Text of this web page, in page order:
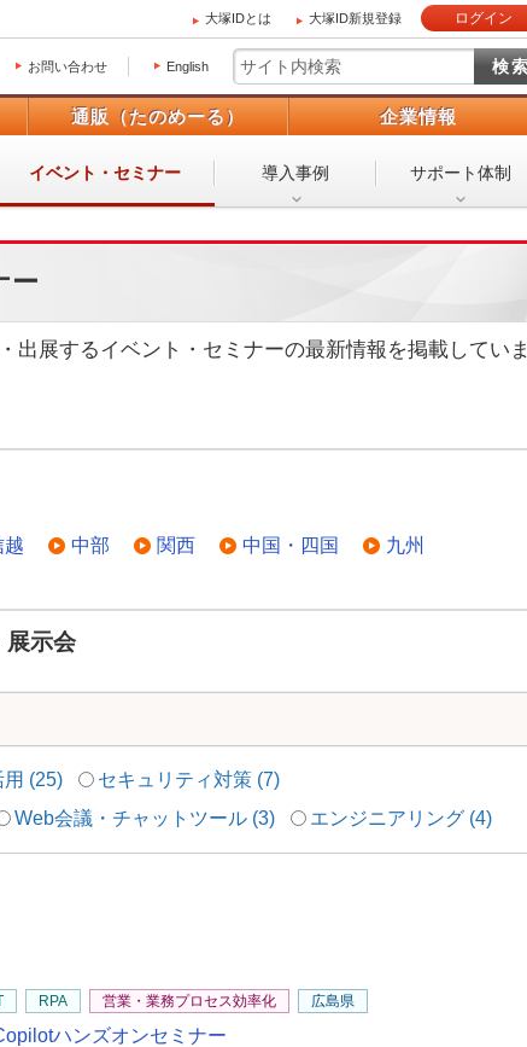
大塚IDとは 大塚ID新規登録 ログイン
お問い合わせ English
通販（たのめーる） 企業情報
イベント・ セミナー 導入事例 サポート体制
ー
出展するイベント・セミナーの最新情報を掲載していま
越 中部 関西 中国・四国 九州
展示会
(25)
セキュリティ対策 (7)
Web会議・チャットツール (3) エンジニアリング (4)
RPA 営業・業務プロセス効率化 広島県
ハンズオンセミナー